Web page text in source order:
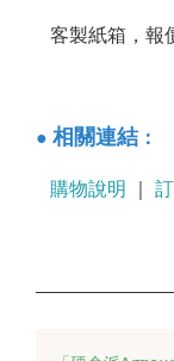
客製紙箱，報
● 相關連結 ：
購物說明